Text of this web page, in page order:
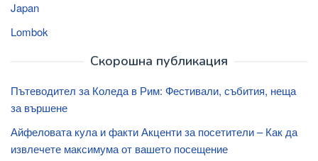
Japan
Lombok
Скорошна публикация
Пътеводител за Коледа в Рим: Фестивали, събития, неща
за вършене
Айфеловата кула и факти Акценти за посетители – Как да
извлечете максимума от вашето посещение